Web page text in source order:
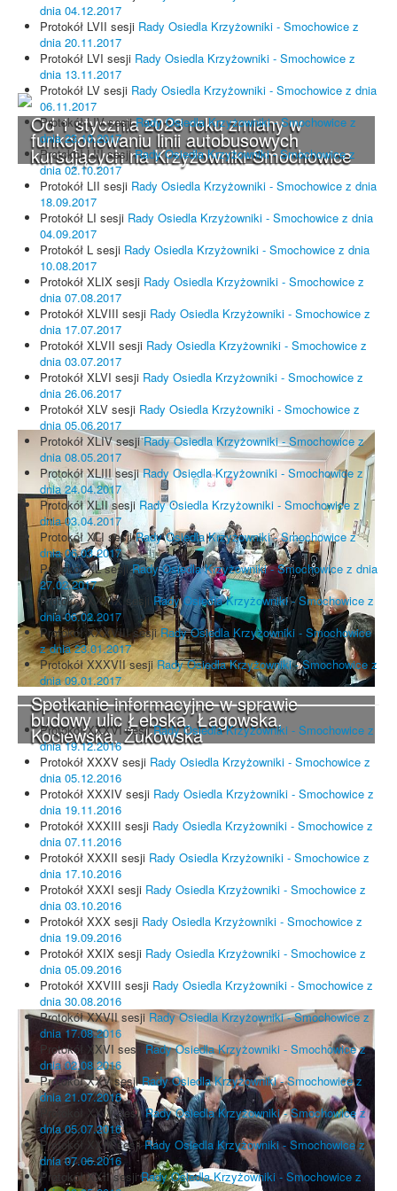
Od 1 stycznia 2023 roku zmiany w
funkcjonowaniu linii autobusowych
kursujących na Krzyżowniki-Smochowice
Spotkanie informacyjne w sprawie
budowy ulic Łebska, Łagowska,
Kociewska, Żukowska
dnia 04.12.2017
Protokół LVII sesji Rady Osiedla Krzyżowniki - Smochowice z
dnia 20.11.2017
Protokół LVI sesji Rady Osiedla Krzyżowniki - Smochowice z
dnia 13.11.2017
Protokół LV sesji Rady Osiedla Krzyżowniki - Smochowice z dnia
06.11.2017
Protokół LIV sesjiRady Osiedla Krzyżowniki - Smochowice z
dnia 23.10.2017
Protokół LIII sesjiRady Osiedla Krzyżowniki - Smochowice z
dnia 02.10.2017
Protokół LII sesji Rady Osiedla Krzyżowniki - Smochowice z dnia
18.09.2017
Protokół LI sesji Rady Osiedla Krzyżowniki - Smochowice z dnia
04.09.2017
Protokół L sesji Rady Osiedla Krzyżowniki - Smochowice z dnia
10.08.2017
Protokół XLIX sesji Rady Osiedla Krzyżowniki - Smochowice z
dnia 07.08.2017
Protokół XLVIII sesji Rady Osiedla Krzyżowniki - Smochowice z
dnia 17.07.2017
Protokół XLVII sesji Rady Osiedla Krzyżowniki - Smochowice z
dnia 03.07.2017
Protokół XLVI sesji Rady Osiedla Krzyżowniki - Smochowice z
dnia 26.06.2017
Protokół XLV sesji Rady Osiedla Krzyżowniki - Smochowice z
dnia 05.06.2017
Protokół XLIV sesjiRady Osiedla Krzyżowniki - Smochowice z
dnia 08.05.2017
Protokół XLIII sesjiRady Osiedla Krzyżowniki - Smochowice z
dnia 24.04.2017
Protokół XLII sesji Rady Osiedla Krzyżowniki - Smochowice z
dnia 03.04.2017
Protokół XLI sesjiRady Osiedla Krzyżowniki - Smochowice z
dnia 06.03.2017
Protokół XL sesjiRady Osiedla Krzyżowniki - Smochowice z dnia
27.02.2017
Protokół XXXIX sesjiRady Osiedla Krzyżowniki - Smochowice z
dnia 06.02.2017
Protokół XXXVIII sesjiRady Osiedla Krzyżowniki - Smochowice
z dnia 23.01.2017
Protokół XXXVII sesjiRady Osiedla Krzyżowniki - Smochowice z
dnia 09.01.2017
Protokół XXXVI sesjiRady Osiedla Krzyżowniki - Smochowice z
dnia 19.12.2016
Protokół XXXV sesji Rady Osiedla Krzyżowniki - Smochowice z
dnia 05.12.2016
Protokół XXXIV sesji Rady Osiedla Krzyżowniki - Smochowice z
dnia 19.11.2016
Protokół XXXIII sesji Rady Osiedla Krzyżowniki - Smochowice z
dnia 07.11.2016
Protokół XXXII sesji Rady Osiedla Krzyżowniki - Smochowice z
dnia 17.10.2016
Protokół XXXI sesji Rady Osiedla Krzyżowniki - Smochowice z
dnia 03.10.2016
Protokół XXX sesji Rady Osiedla Krzyżowniki - Smochowice z
dnia 19.09.2016
Protokół XXIX sesji Rady Osiedla Krzyżowniki - Smochowice z
dnia 05.09.2016
Protokół XXVIII sesji Rady Osiedla Krzyżowniki - Smochowice z
dnia 30.08.2016
Protokół XXVII sesji Rady Osiedla Krzyżowniki - Smochowice z
dnia 17.08.2016
Protokół XXVI sesjiRady Osiedla Krzyżowniki - Smochowice z
dnia 02.08.2016
Protokół XXV sesjiRady Osiedla Krzyżowniki - Smochowice z
dnia 21.07.2016
Protokół XXIV sesjiRady Osiedla Krzyżowniki - Smochowice z
dnia 05.07.2016
Protokół XXIII sesjiRady Osiedla Krzyżowniki - Smochowice z
dnia 07.06.2016
Protokół XXII sesjiRady Osiedla Krzyżowniki - Smochowice z